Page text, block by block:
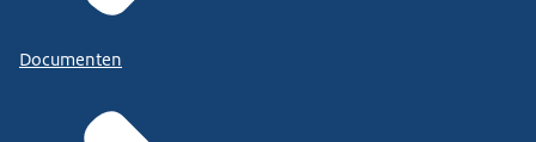
Documenten